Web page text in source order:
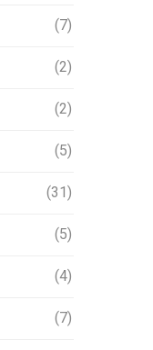
(7)
(2)
(2)
(5)
(31)
(5)
(4)
(7)